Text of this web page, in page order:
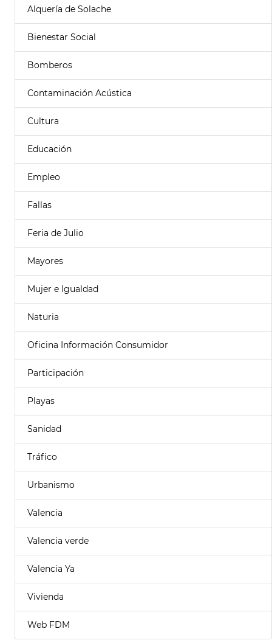
Alquería de Solache
Bienestar Social
Bomberos
Contaminación Acústica
Cultura
Educación
Empleo
Fallas
Feria de Julio
Mayores
Mujer e Igualdad
Naturia
Oficina Información Consumidor
Participación
Playas
Sanidad
Tráfico
Urbanismo
Valencia
Valencia verde
Valencia Ya
Vivienda
Web FDM